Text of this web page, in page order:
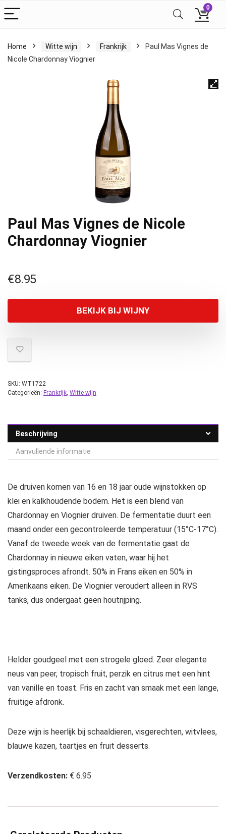
0
Home Witte wijn Frankrijk
Paul Mas Vignes de
Nicole Chardonnay Viognier
Paul Mas Vignes de Nicole
Chardonnay Viognier
€8.95
BEKIJK BIJ WIJNY
SKU: WT1722
Categorieën: Frankrijk, Witte wijn
Beschrijving
Aanvullende informatie
De druiven komen van 16 en 18 jaar oude wijnstokken op
klei en kalkhoudende bodem. Het is een blend van
Chardonnay en Viognier druiven. De fermentatie duurt een
maand onder een gecontroleerde temperatuur (15°C-17°C).
Vanaf de tweede week van de fermentatie gaat de
Chardonnay in nieuwe eiken vaten, waar hij het
gistingsproces afrondt. 50% in Frans eiken en 50% in
Amerikaans eiken. De Viognier veroudert alleen in RVS
tanks, dus ondergaat geen houtrijping.
Helder goudgeel met een strogele gloed. Zeer elegante
neus van peer, tropisch fruit, perzik en citrus met een hint
van vanille en toast. Fris en zacht van smaak met een lange,
fruitige afdronk.
Deze wijn is heerlijk bij schaaldieren, visgerechten, witvlees,
blauwe kazen, taartjes en fruit desserts.
Verzendkosten: € 6.95